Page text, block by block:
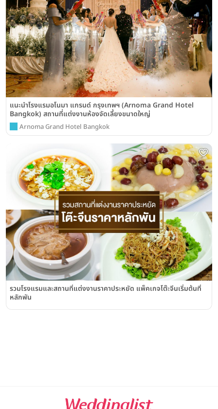
แนะนำโรงแรมอโนมา แกรนด์ กรุงเทพฯ (Arnoma Grand Hotel
Bangkok) สถานที่แต่งงานห้องจัดเลี้ยงขนาดใหญ่
Arnoma Grand Hotel Bangkok
รวมโรงแรมและสถานที่แต่งงานราคาประหยัด แพ็คเกจโต๊ะจีนเริ่มต้นที่
หลักพัน